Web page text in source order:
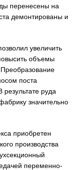
перенесены на
демонтированы и
увеличить
объемы
поста
руда
значительно
приобретен
производства
переменно-